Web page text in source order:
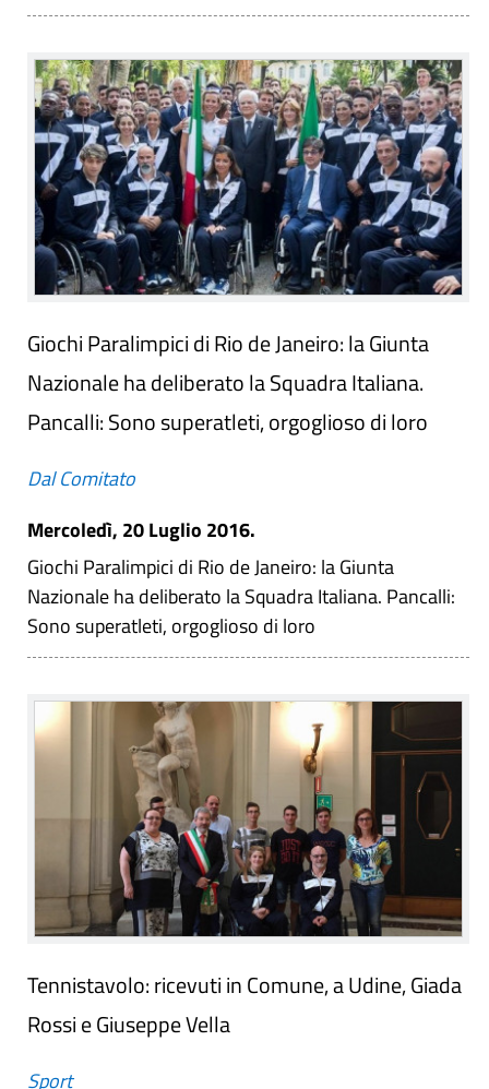
Giochi Paralimpici di Rio de Janeiro: la Giunta
Nazionale ha deliberato la Squadra Italiana.
Pancalli: Sono superatleti, orgoglioso di loro
Dal Comitato
Mercoledì, 20 Luglio 2016.
Giochi Paralimpici di Rio de Janeiro: la Giunta
Nazionale ha deliberato la Squadra Italiana. Pancalli:
Sono superatleti, orgoglioso di loro
Tennistavolo: ricevuti in Comune, a Udine, Giada
Rossi e Giuseppe Vella
Sport